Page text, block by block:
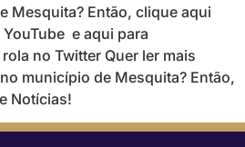
Mesquita? Então, clique aqui
e aqui para
no Twitter Quer ler mais
município de Mesquita? Então,
Notícias!